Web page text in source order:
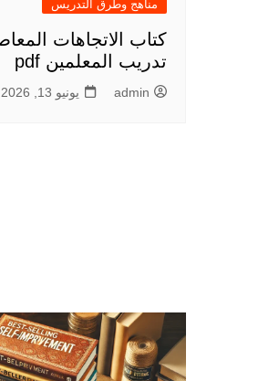
مناهج وطرق التدريس
كتاب الاتجاهات
تدريب المعلمين pdf
admin يونيو 13, 2026